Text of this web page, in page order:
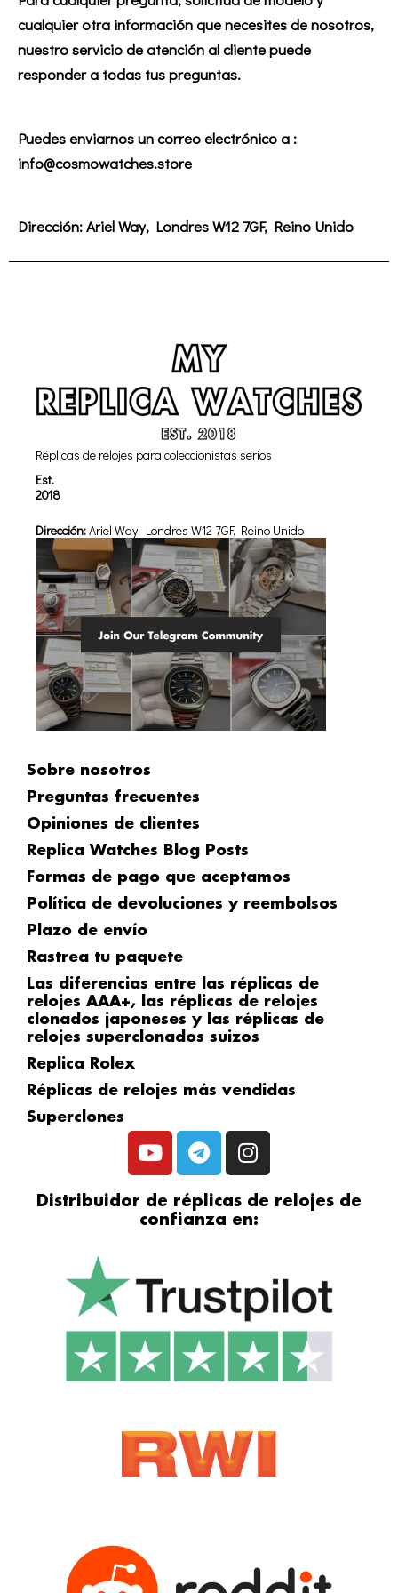
cualquier otra información que necesites de nosotros,
nuestro servicio de atención al cliente puede
responder a todas tus preguntas.
Puedes enviarnos un correo electrónico a :
info@cosmowatches.store
Dirección:Ariel Way, Londres W12 7GF, Reino Unido
Réplicas de relojes para coleccionistas serios
Est.
2018
Dirección:Ariel Way, Londres W12 7GF, Reino Unido
Sobre nosotros
Preguntas frecuentes
Opiniones de clientes
Replica Watches Blog Posts
Formas de pago que aceptamos
Política de devoluciones y reembolsos
Plazo de envío
Rastrea tu paquete
Las diferencias entre las réplicas de
relojes AAA+, las réplicas de relojes
clonados japoneses y las réplicas de
relojes superclonados suizos
Replica Rolex
Réplicas de relojes más vendidas
Superclones
Y
o
u
t
u
e
T
e
l
e
g
m
I
n
s
t
a
a
m
Distribuidor de réplicas de relojes de
confianza en: